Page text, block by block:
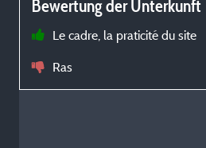
Bewertung der Unterkunft
Le cadre, la praticité du site
Ras